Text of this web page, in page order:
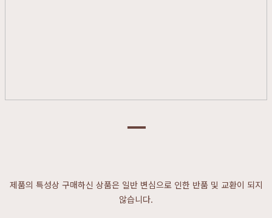
ㅡ
제품의 특성상 구매하신 상품은 일반 변심으로 인한 반품 및 교환이 되지
않습니다.